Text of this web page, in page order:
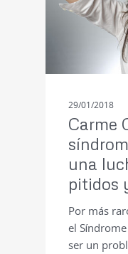
29/01/2018
Carme
una
pitidos
Por más
el
ser un